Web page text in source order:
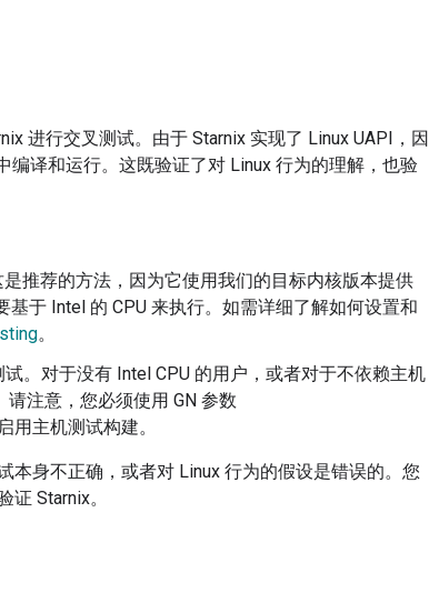
进行交叉测试。由于 Starnix 实现了 Linux UAPI，因
编译和运行。这既验证了对 Linux 行为的理解，也验
是推荐的方法，因为它使用我们的目标内核版本提供
于 Intel 的 CPU 来执行。如需详细了解如何设置和
。
试。对于没有 Intel CPU 的用户，或者对于不依赖主机
注意，您必须使用 GN 参数
用主机测试构建。
本身不正确，或者对 Linux 行为的假设是错误的。您
Starnix。